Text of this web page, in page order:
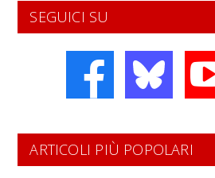
SEGUICI SU
ARTICOLI PIÙ POPOLARI